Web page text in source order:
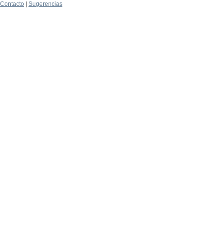
Contacto
Sugerencias